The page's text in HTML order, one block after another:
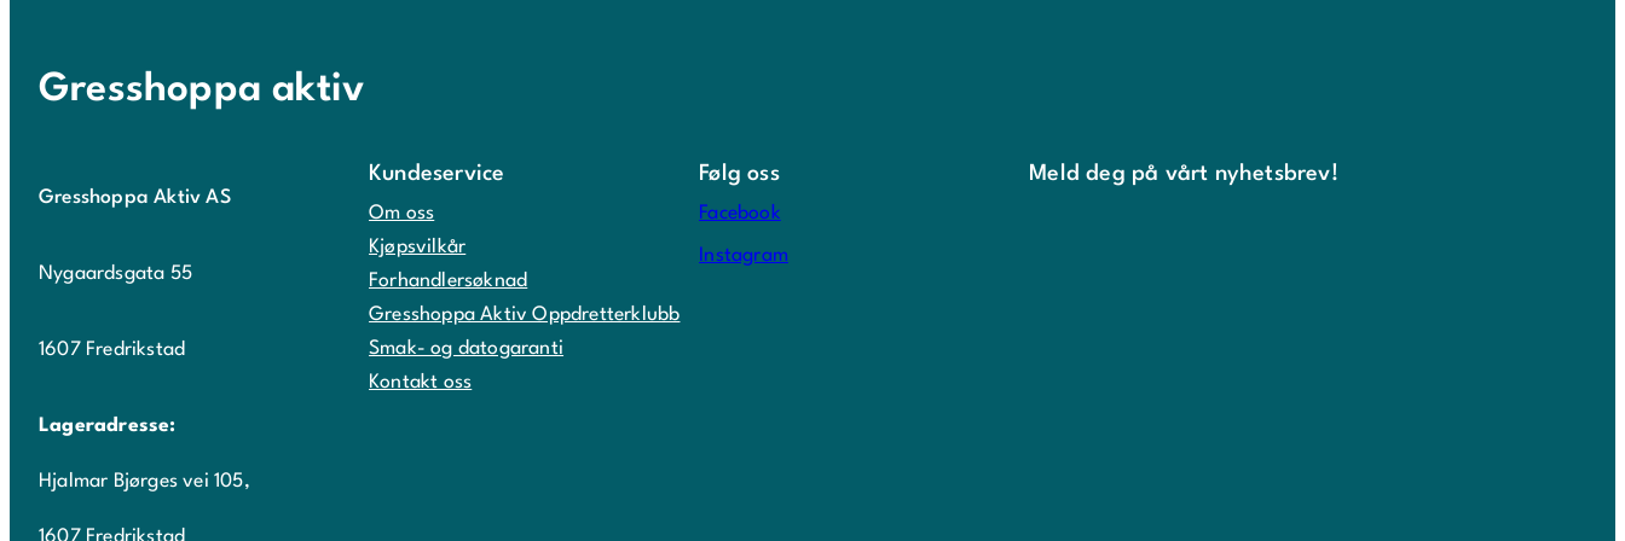
Gresshoppa aktiv
Gresshoppa Aktiv AS
Nygaardsgata 55
1607 Fredrikstad
Lageradresse:
Hjalmar Bjørges vei 105,
1607 Fredrikstad
Kundeservice
Om oss
Kjøpsvilkår
Forhandlersøknad
Gresshoppa Aktiv Oppdretterklubb
Smak- og datogaranti
Kontakt oss
Følg oss
Facebook
Instagram
Meld deg på vårt nyhetsbrev!